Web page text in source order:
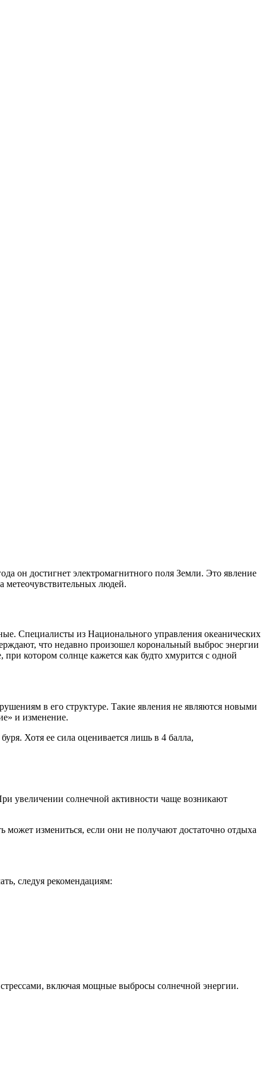
он достигнет электромагнитного поля Земли. Это явление
метеочувствительных людей.
Специалисты из Национального управления океанических
что недавно произошел корональный выброс энергии
котором солнце кажется как будто хмурится с одной
в его структуре. Такие явления не являются новыми
и изменение.
Хотя ее сила оценивается лишь в 4 балла,
увеличении солнечной активности чаще возникают
измениться, если они не получают достаточно отдыха
следуя рекомендациям:
включая мощные выбросы солнечной энергии.